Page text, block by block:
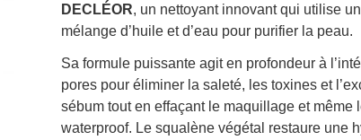
DECLÉOR, un nettoyant innovant qui utilise
mélange d’huile et d’eau pour purifier la peau.
Sa formule puissante agit en profondeur à
pores pour éliminer la saleté, les toxines et
sébum tout en effaçant le maquillage et même
waterproof. Le squalène végétal restaure une